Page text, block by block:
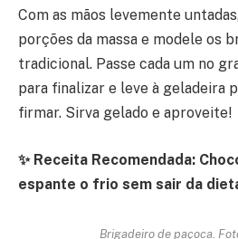
Com as mãos levemente
porções da massa e modele os
tradicional. Passe cada um no
para finalizar e leve à geladeira
firmar. Sirva gelado e aproveite!
✨ Receita Recomendada:
espante o frio sem sair da
Brigadeiro de paçoca.